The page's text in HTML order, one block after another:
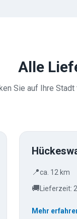
Alle
Sie auf Ihre
📍ca. 12 km
🚚 Lieferzeit:
Mehr